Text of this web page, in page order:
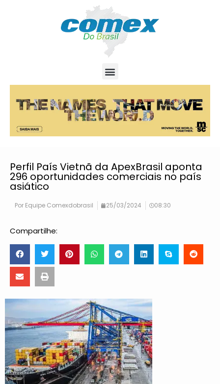
Perfil País Vietnã da ApexBrasil aponta
296 oportunidades comerciais no país
asiático
Por Equipe Comexdobrasil 25/03/2024 08:30
Compartilhe: